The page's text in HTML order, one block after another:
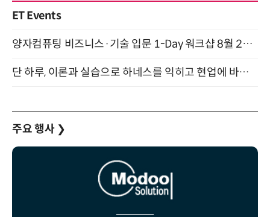
ET Events
양자컴퓨팅 비즈니스·기술 입문 1-Day 워크샵 8월 28일 개최
단 하루, 이론과 실습으로 하네스를 익히고 현업에 바로 쓰는 핸즈온 워크숍 (8/20)
주요 행사 ❯